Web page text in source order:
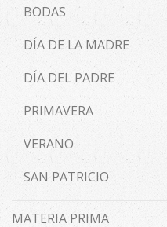
BODAS
DÍA DE LA MADRE
DÍA DEL PADRE
PRIMAVERA
VERANO
SAN PATRICIO
MATERIA PRIMA